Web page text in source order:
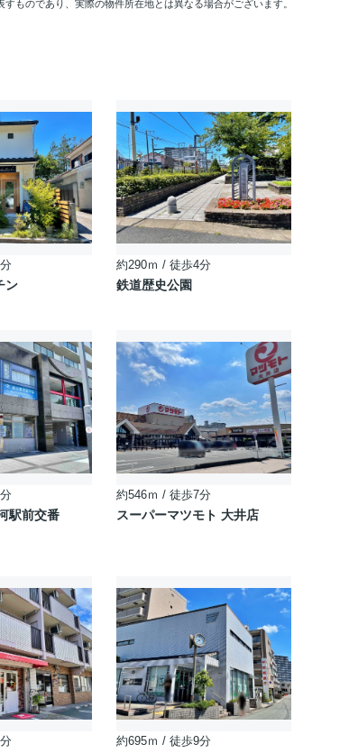
ものであり、実際の物件所在地とは異なる場合がございます。
ン
約290ｍ / 徒歩4分
鉄道歴史公園
駅前交番
約546ｍ / 徒歩7分
スーパーマツモト 大井店
約695ｍ / 徒歩9分